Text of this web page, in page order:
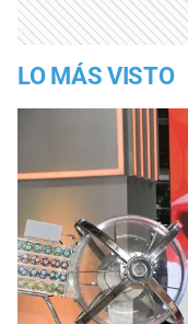
LO MÁS VISTO